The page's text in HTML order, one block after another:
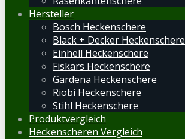
Hersteller
Bosch Heckenschere
Black + Decker Heckenschere
Einhell Heckenschere
Fiskars Heckenschere
Gardena Heckenschere
Riobi Heckenschere
Stihl Heckenschere
Produktvergleich
Heckenscheren Vergleich